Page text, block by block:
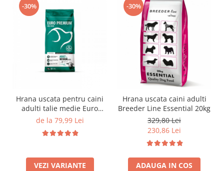
-30%
Hrana uscata pentru caini
adulti talie medie Euro
Premium cu miel si orez
de la 79,99 Lei
VEZI VARIANTE
-30%
Hrana uscata caini adulti
Breeder Line Essential 20kg
329,80 Lei
230,86 Lei
ADAUGA IN COS